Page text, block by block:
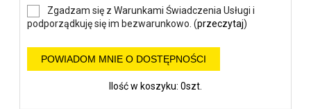
Zgadzam się z Warunkami Świadczenia Usługi i
podporządkuję się im bezwarunkowo. (przeczytaj)
POWIADOM MNIE O DOSTĘPNOŚCI
Ilość w koszyku: 0szt.